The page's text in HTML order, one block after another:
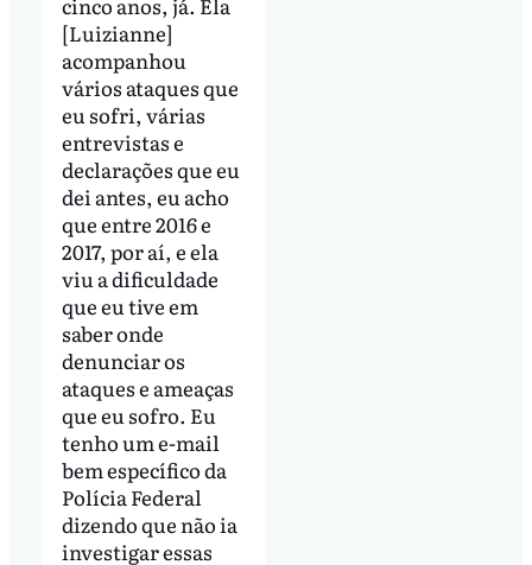
[Luizianne]
acompanhou
vários ataques que
eu sofri, várias
entrevistas e
declarações que eu
dei antes, eu acho
que entre 2016 e
2017, por aí, e ela
viu a dificuldade
que eu tive em
saber onde
denunciar os
ataques e ameaças
que eu sofro. Eu
tenho um e-mail
bem específico da
Polícia Federal
dizendo que não ia
investigar essas